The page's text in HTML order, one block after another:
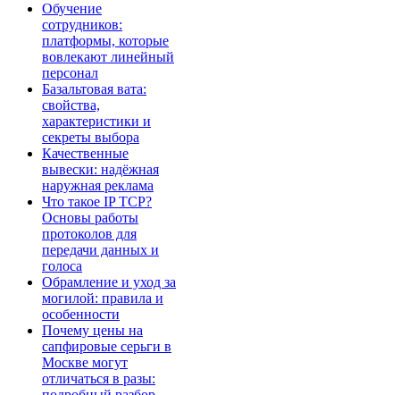
Обучение
сотрудников:
платформы, которые
вовлекают линейный
персонал
Базальтовая вата:
свойства,
характеристики и
секреты выбора
Качественные
вывески: надёжная
наружная реклама
Что такое IP TCP?
Основы работы
протоколов для
передачи данных и
голоса
Обрамление и уход за
могилой: правила и
особенности
Почему цены на
сапфировые серьги в
Москве могут
отличаться в разы: